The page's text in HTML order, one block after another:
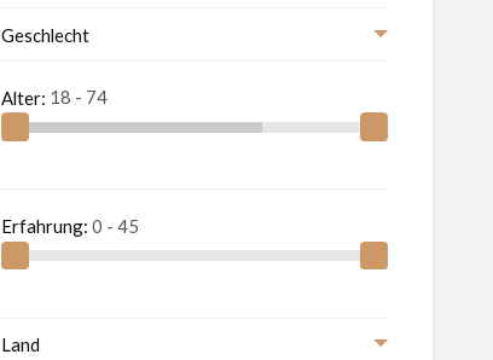
Geschlecht
Alter:
Erfahrung:
Land